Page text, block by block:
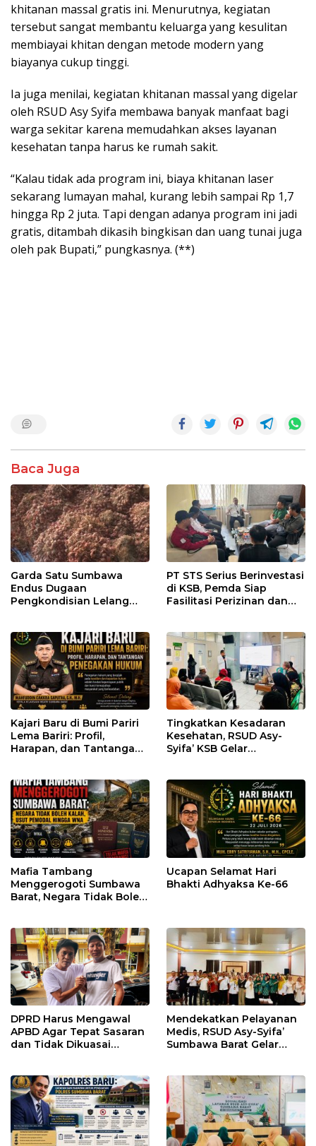
khitanan massal gratis ini. Menurutnya, kegiatan
tersebut sangat membantu keluarga yang kesulitan
membiayai khitan dengan metode modern yang
biayanya cukup tinggi.
Ia juga menilai, kegiatan khitanan massal yang digelar
oleh RSUD Asy Syifa membawa banyak manfaat bagi
warga sekitar karena memudahkan akses layanan
kesehatan tanpa harus ke rumah sakit.
“Kalau tidak ada program ini, biaya khitanan laser
sekarang lumayan mahal, kurang lebih sampai Rp 1,7
hingga Rp 2 juta. Tapi dengan adanya program ini jadi
gratis, ditambah dikasih bingkisan dan uang tunai juga
oleh pak Bupati,” pungkasnya. (**)
Baca Juga
Garda Satu Sumbawa
Endus Dugaan
Pengkondisian Lelang
senilai Rp 7,5 Miliar
PT STS Serius Berinvestasi
di KSB, Pemda Siap
Fasilitasi Perizinan dan
Kajari Baru di Bumi Pariri
Lema Bariri: Profil,
Harapan, dan Tantangan
Tingkatkan Kesadaran
Kesehatan, RSUD Asy-
Syifa’ KSB Gelar
Mafia Tambang
Menggerogoti Sumbawa
Barat, Negara Tidak Boleh
Ucapan Selamat Hari
Bhakti Adhyaksa Ke-66
DPRD Harus Mengawal
APBD Agar Tepat Sasaran
dan Tidak Dikuasai
Mendekatkan Pelayanan
Medis, RSUD Asy-Syifa’
Sumbawa Barat Gelar